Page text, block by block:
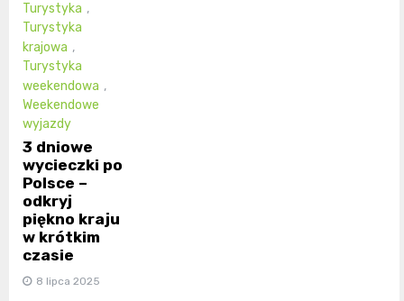
Turystyka ,
Turystyka
krajowa ,
Turystyka
weekendowa ,
Weekendowe
wyjazdy
3 dniowe
wycieczki po
Polsce –
odkryj
piękno kraju
w krótkim
czasie
8 lipca 2025